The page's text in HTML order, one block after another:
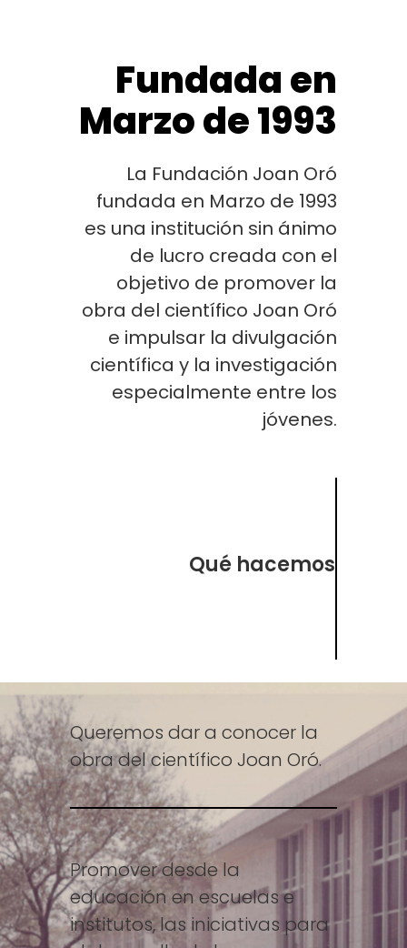
Fundada en
Marzo de 1993
La Fundación Joan Oró
fundada en Marzo de 1993
es una institución sin ánimo
de lucro creada con el
objetivo de promover la
obra del científico Joan Oró
e impulsar la divulgación
científica y la investigación
especialmente entre los
jóvenes.
Qué hacemos
Queremos dar a conocer la
obra del científico Joan Oró.
Promover desde la
educación en escuelas e
institutos, las iniciativas para